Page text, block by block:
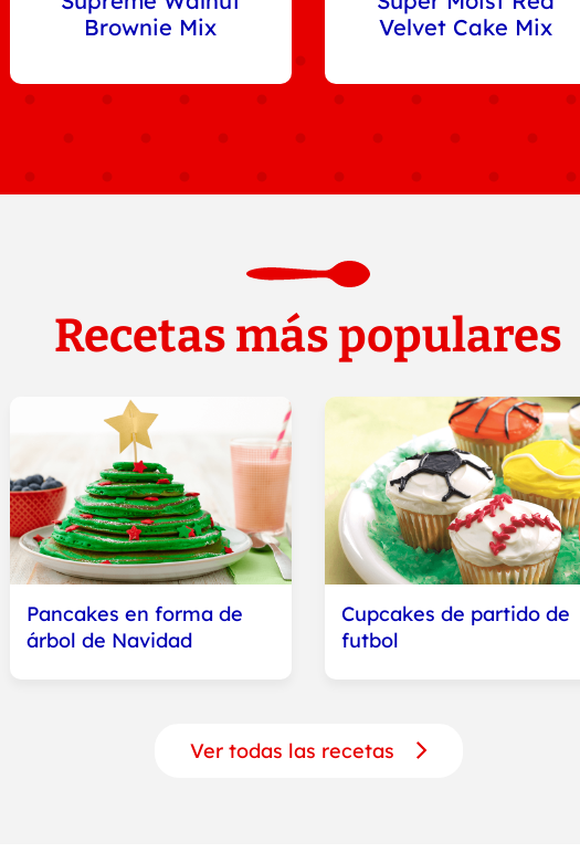
Brownie Mix
Velvet Cake Mix
Recetas más populares
Pancakes en forma de
árbol de Navidad
Cupcakes de partido de
futbol
Ver todas las recetas